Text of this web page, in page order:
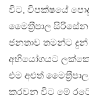
විට, විපක්ෂයේ
මෛත‍්‍රීපාල
ජනතාව තමන්ට
අභියෝගයට
එම අළුත්
කරවන විට මේ